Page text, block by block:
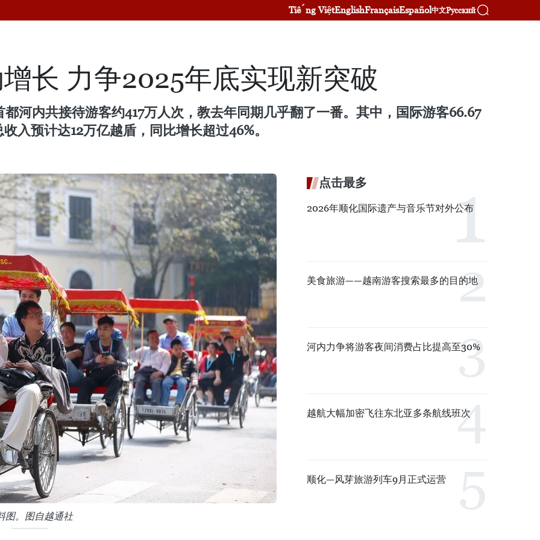
Tiếng ViệtEnglishFrançaisEspañol中文Русский
长 力争2025年底实现新突破
河内共接待游客约417万人次，教去年同期几乎翻了一番。其中，国际游客66.67
入预计达12万亿越盾，同比增长超过46%。
图。图自越通社
点击最多
2026年顺化国际遗产与音乐节对外公布
美食旅游——越南游客搜索最多的目的地
河内力争将游客夜间消费占比提高至30%
越航大幅加密飞往东北亚多条航线班次
顺化—风芽旅游列车9月正式运营